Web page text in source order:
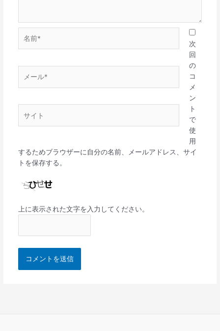
ー
*
次
回
の
コ
メ
ン
ト
で
使
用
するためブラウザーに自分の名前、メールアドレス、サイ
トを保存する。
上に表示された文字を入力してください。